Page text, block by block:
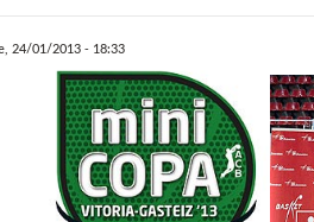
24/01/2013 - 18:33